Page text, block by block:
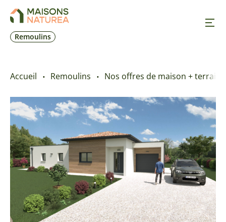
Remoulins
Nos offres
Prendre RDV
+33 4 90 70 11 11
Accueil Remoulins Nos offres de maison + terrain